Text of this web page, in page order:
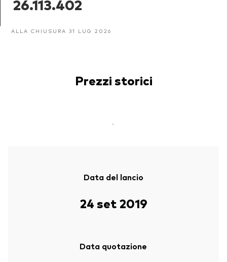
ALLA CHIUSURA 31 LUG 2026
Prezzi storici
-
Data del lancio
24 set 2019
Data quotazione